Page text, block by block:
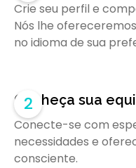
Crie seu perfil e
Nós lhe
no idioma de sua
2
Conheça sua
Conecte-se com
necessidades e
consciente.